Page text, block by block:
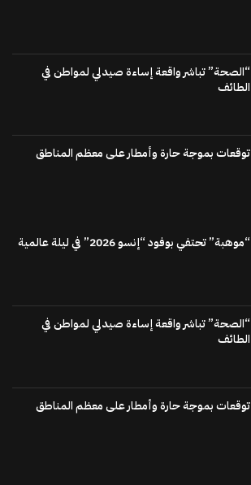
“الصحة” تباشر واقعة إساءة صيدلي لمواطن في
الطائف
توقعات بموجة حارة وأمطار على معظم المناطق
“موهبة” تحتفي بوفود “إنسو 2026” في ليلة عالمية
“الصحة” تباشر واقعة إساءة صيدلي لمواطن في
الطائف
توقعات بموجة حارة وأمطار على معظم المناطق